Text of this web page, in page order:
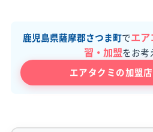
鹿児島県薩摩郡さつま町でエ
習・加盟をお考
エアタクミの加盟